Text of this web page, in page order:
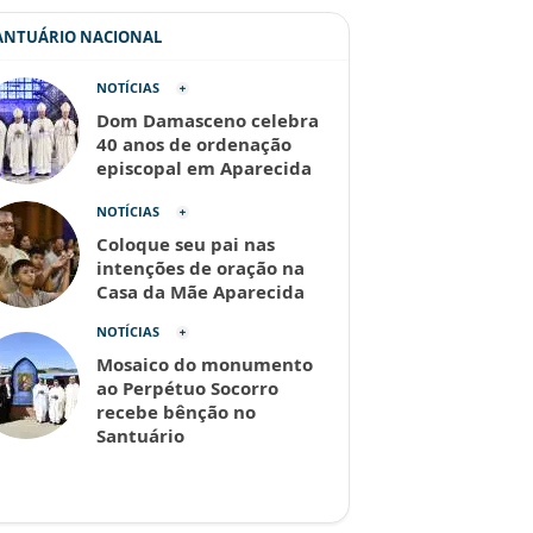
NACIONAL
NOTÍCIAS
Dom Damasceno celebra
40 anos de ordenação
episcopal em Aparecida
NOTÍCIAS
Coloque seu pai nas
intenções de oração na
Casa da Mãe Aparecida
NOTÍCIAS
Mosaico do monumento
ao Perpétuo Socorro
recebe bênção no
Santuário